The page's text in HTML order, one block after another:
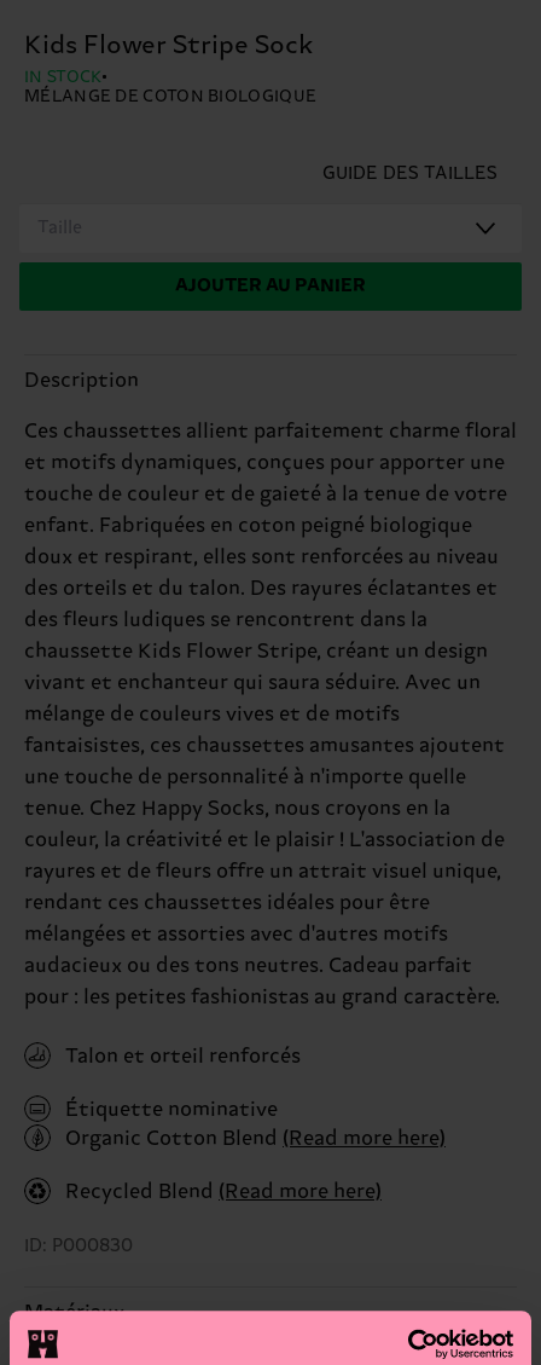
Kids Flower Stripe Sock
IN STOCK
MÉLANGE DE COTON BIOLOGIQUE
GUIDE DES TAILLES
Taille
AJOUTER AU PANIER
Description
Ces chaussettes allient parfaitement charme floral
et motifs dynamiques, conçues pour apporter une
touche de couleur et de gaieté à la tenue de votre
enfant. Fabriquées en coton peigné biologique
doux et respirant, elles sont renforcées au niveau
des orteils et du talon. Des rayures éclatantes et
des fleurs ludiques se rencontrent dans la
chaussette Kids Flower Stripe, créant un design
vivant et enchanteur qui saura séduire. Avec un
mélange de couleurs vives et de motifs
fantaisistes, ces chaussettes amusantes ajoutent
une touche de personnalité à n'importe quelle
tenue. Chez Happy Socks, nous croyons en la
couleur, la créativité et le plaisir ! L'association de
rayures et de fleurs offre un attrait visuel unique,
rendant ces chaussettes idéales pour être
mélangées et assorties avec d'autres motifs
audacieux ou des tons neutres. Cadeau parfait
pour : les petites fashionistas au grand caractère.
Talon et orteil renforcés
Étiquette nominative
Organic Cotton Blend (Read more here)
Recycled Blend (Read more here)
ID: P000830
Matériaux